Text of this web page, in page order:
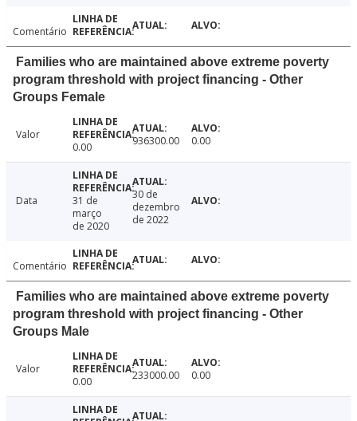
Comentário
Families who are maintained above extreme poverty
program threshold with project financing - Other
Groups Female
Valor
0.00
936300.00 0.00
Data
31 de
março
de 2020
30 de
dezembro
de 2022
Comentário
Families who are maintained above extreme poverty
program threshold with project financing - Other
Groups Male
Valor
0.00
233000.00 0.00